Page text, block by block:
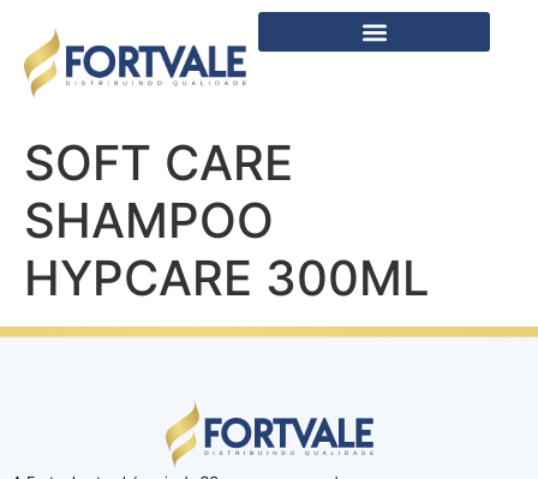
SOFT CARE
SHAMPOO
HYPCARE 300ML